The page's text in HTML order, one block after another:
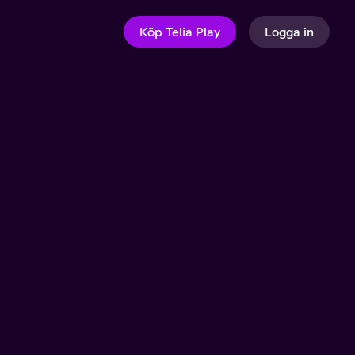
Köp Telia Play Logga in